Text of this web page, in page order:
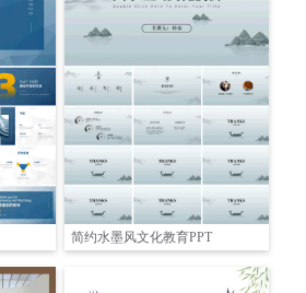
简约水墨风文化教育PPT